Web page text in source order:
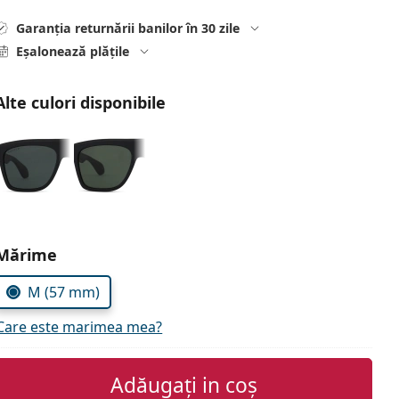
Garanția returnării banilor în 30 zile
Eșalonează plățile
culori disponibile
parametrii
M (57 mm)
este marimea mea?
Adăugați in coș